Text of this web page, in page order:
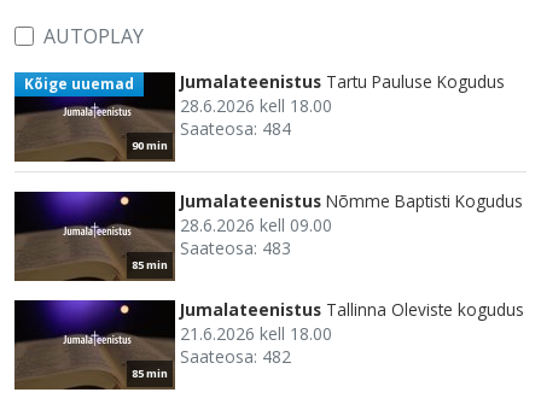
AUTOPLAY
90 min
Kõige uuemad Jumalateenistus Tartu Pauluse Kogudus
28.6.2026 kell 18.00
Saateosa: 484
85 min
Jumalateenistus Nõmme Baptisti Kogudus
28.6.2026 kell 09.00
Saateosa: 483
85 min
Jumalateenistus Tallinna Oleviste kogudus
21.6.2026 kell 18.00
Saateosa: 482